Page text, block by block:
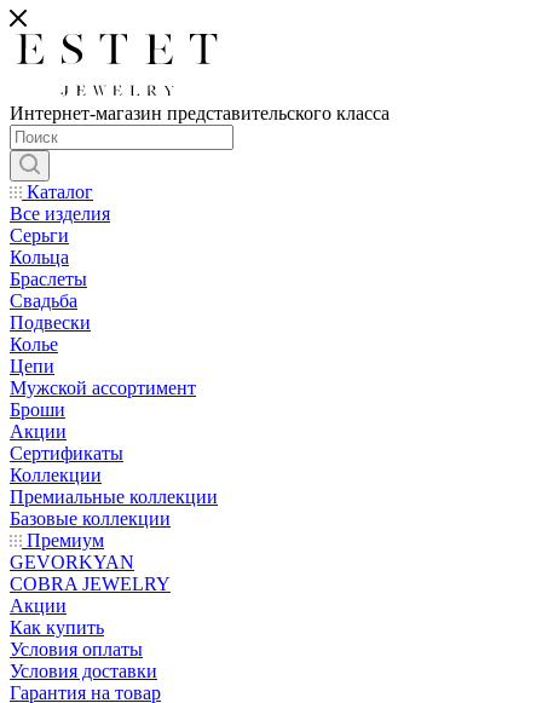
Интернет-магазин представительского класса
Каталог
Все изделия
Серьги
Кольца
Браслеты
Свадьба
Подвески
Колье
Цепи
Мужской ассортимент
Броши
Акции
Сертификаты
Коллекции
Премиальные коллекции
Базовые коллекции
Премиум
GEVORKYAN
COBRA JEWELRY
Акции
Как купить
Условия оплаты
Условия доставки
Гарантия на товар